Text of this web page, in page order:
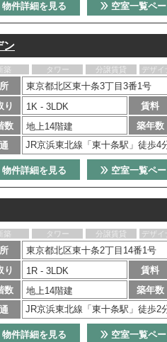
空室一覧ペ
物件詳細を見る
ン
築 タワー 分譲賃貸 デザイ
東京都北区東十条3丁目3番1号
り
1K - 3LDK 賃料
数
地上14階建 築年数
JR京浜東北線「東十条駅」徒歩4
空室一覧ペ
物件詳細を見る
築 タワー 分譲賃貸 デザイ
東京都北区東十条2丁目14番1号
り
1R - 3LDK 賃料
数
地上14階建 築年数
JR京浜東北線「東十条駅」徒歩2
空室一覧ペ
物件詳細を見る